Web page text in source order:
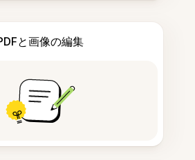
と画像の編集